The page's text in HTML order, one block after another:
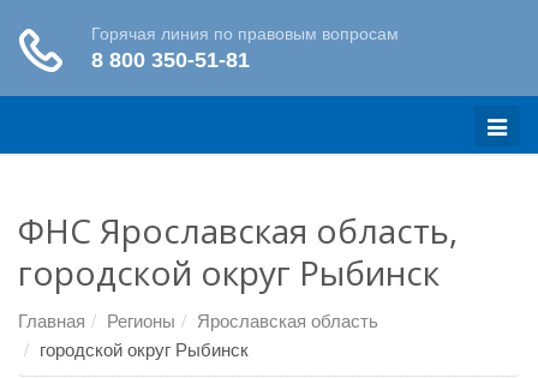
Меню
ФНС Ярославская область,
городской округ Рыбинск
Главная Регионы
Ярославская область
городской округ Рыбинск